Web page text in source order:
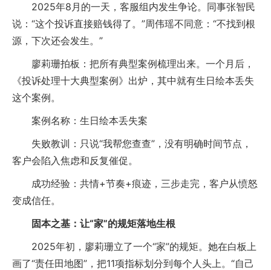
2025年8月的一天，客服组内发生争论。同事张智民
说：“这个投诉直接赔钱得了。”周伟瑶不同意：“不找到根
源，下次还会发生。”
廖莉珊拍板：把所有典型案例梳理出来。一个月后，
《投诉处理十大典型案例》出炉，其中就有生日绘本丢失
这个案例。
案例名称：生日绘本丢失案
失败教训：只说“我帮您查查”，没有明确时间节点，
客户会陷入焦虑和反复催促。
成功经验：共情+节奏+痕迹，三步走完，客户从愤怒
变成信任。
固本之基：让“家”的规矩落地生根
2025年初，廖莉珊立了一个“家”的规矩。她在白板上
画了“责任田地图”，把11项指标划分到每个人头上。“自己